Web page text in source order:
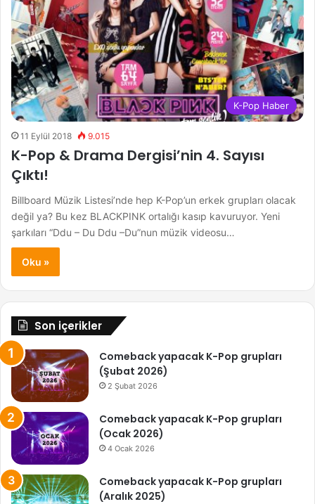
K-Pop Haber
11 Eylül 2018 9.015
K-Pop & Drama Dergisi’nin 4. Sayısı
Çıktı!
Billboard Müzik Listesi’nde hep K-Pop’un erkek grupları olacak
değil ya? Bu kez BLACKPINK ortalığı kasıp kavuruyor. Yeni
şarkıları “Ddu – Du Ddu –Du”nun müzik videosu…
Oku »
Son içerikler
Comeback yapacak K-Pop grupları
(Şubat 2026)
2 Şubat 2026
Comeback yapacak K-Pop grupları
(Ocak 2026)
4 Ocak 2026
Comeback yapacak K-Pop grupları
(Aralık 2025)